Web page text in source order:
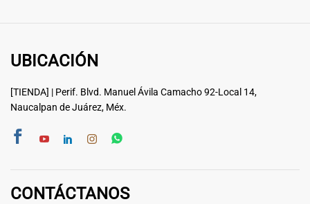
UBICACIÓN
[TIENDA] | Perif. Blvd. Manuel Ávila Camacho 92-Local 14,
Naucalpan de Juárez, Méx.
CONTÁCTANOS